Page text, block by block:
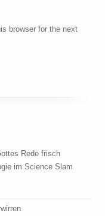
browser for the next
Rede frisch
im Science Slam